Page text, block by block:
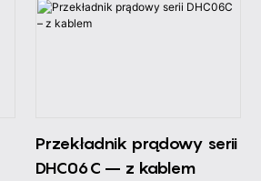
Przekładnik prądowy serii
DHC06C – z kablem